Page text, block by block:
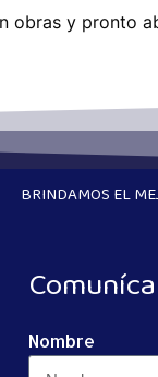
obras y pronto
BRINDAMOS EL
Nombre